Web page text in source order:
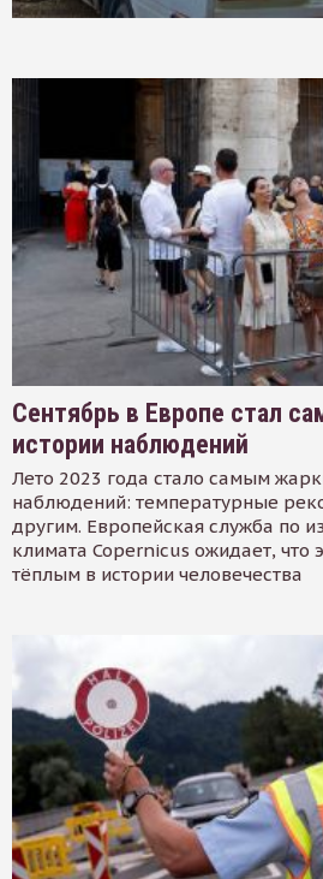
Сентябрь в Европе стал
истории наблюдений
Лето 2023 года стало самым
наблюдений: температурные
другим. Европейская служба по
климата Copernicus ожидает, что
тёплым в истории человечества